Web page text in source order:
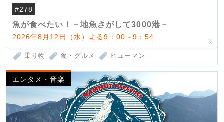
（クロマグロ）
#278
魚が食べたい！－地魚さがして3000港－
2026年8月12日（水）よる9：00～9：54
乗り物 食・グルメ ヒューマン
エンタメ・音楽